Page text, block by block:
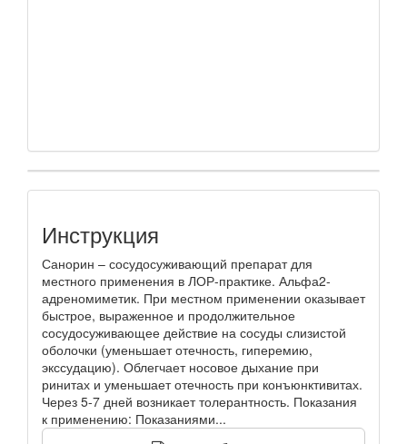
Инструкция
Санорин – сосудосуживающий препарат для
местного применения в ЛОР-практике. Альфа2-
адреномиметик. При местном применении оказывает
быстрое, выраженное и продолжительное
сосудосуживающее действие на сосуды слизистой
оболочки (уменьшает отечность, гиперемию,
экссудацию). Облегчает носовое дыхание при
ринитах и уменьшает отечность при конъюнктивитах.
Через 5-7 дней возникает толерантность. Показания
к применению: Показаниями...